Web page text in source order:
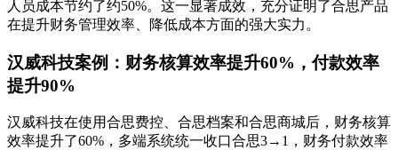
人员成本节约了约50%。这一显著成效，充分证明了合思产品
在提升财务管理效率、降低成本方面的强大实力。
汉威科技案例：财务核算效率提升60%，付款效率
提升90%
汉威科技在使用合思费控、合思档案和合思商城后，财务核算
效率提升了60%，多端系统统一收口合思3→1，财务付款效率